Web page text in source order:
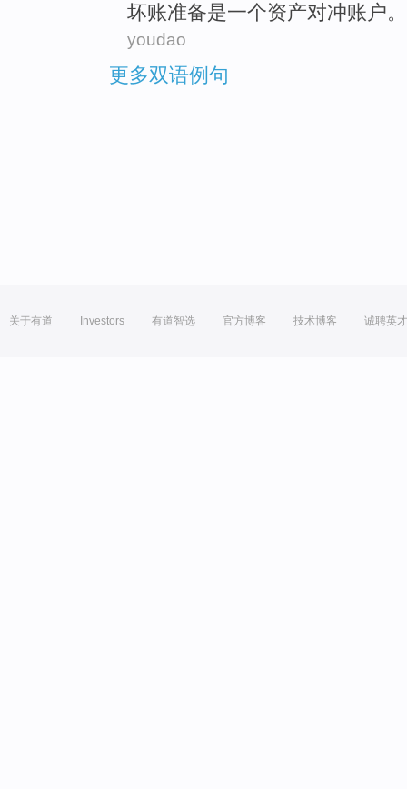
坏账准备是一个资产对冲账户。
youdao
更多双语例句
关于有道 Investors 有道智选 官方博客 技术博客 诚聘英才